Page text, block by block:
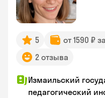
5 от 1590 ₽
2 отзыва
Измаильский
педагогический